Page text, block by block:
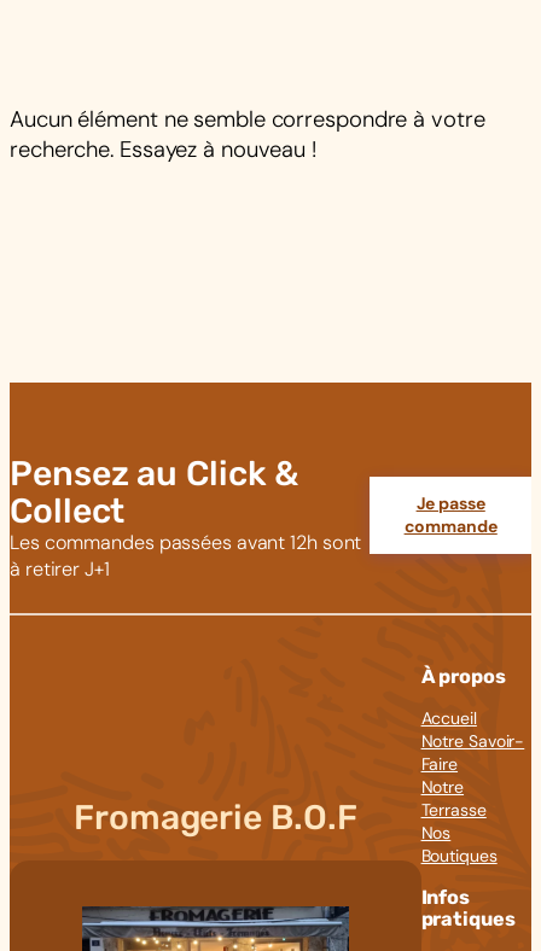
Aucun élément ne semble correspondre à votre
recherche. Essayez à nouveau !
Pensez au Click &
Collect
Les commandes passées avant 12h sont
à retirer J+1
Je passe
commande
Fromagerie B.O.F
À propos
Accueil
Notre Savoir-
Faire
Notre
Terrasse
Nos
Boutiques
Infos
pratiques